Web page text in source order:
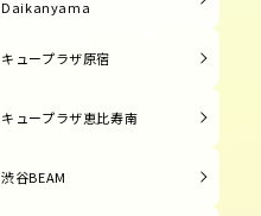
Daikanyama
キュープラザ原宿
キュープラザ恵比寿南
渋谷BEAM